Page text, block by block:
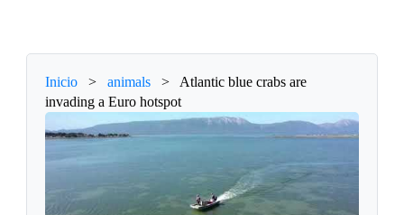
Inicio > animals >
Atlantic blue crabs are
invading a Euro hotspot